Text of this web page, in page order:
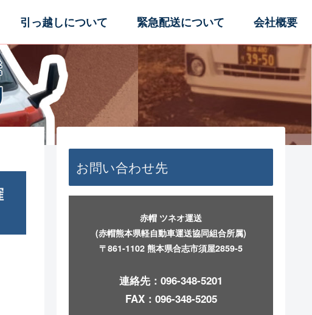
お問い合わせ先
赤帽 ツネオ運送
(赤帽熊本県軽自動車運送協同組合所属)
〒861-1102 熊本県合志市須屋2859-5
連絡先： 096-348-5201
FAX：096-348-5205
引っ越しについて 緊急配送について 会社概要